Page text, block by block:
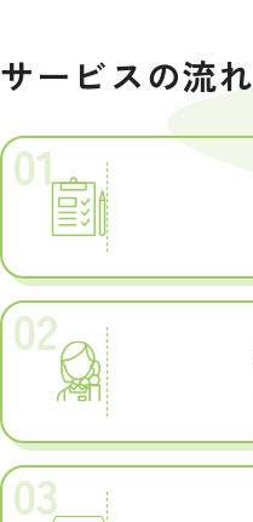
サービスの流れ
01
02
03